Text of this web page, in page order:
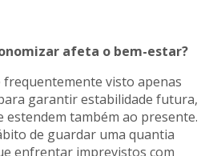
afeta o bem-estar?
visto apenas
garantir estabilidade futura,
estendem também ao presente.
de guardar uma quantia
enfrentar imprevistos com